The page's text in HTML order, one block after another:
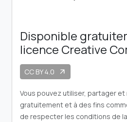
Disponible
licence Creative
CC BY 4.0 arrow_outward
Vous pouvez utiliser, partager
gratuitement et à des fins
de respecter les conditions de